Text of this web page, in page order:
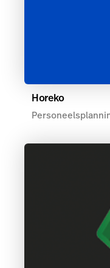
Horeko